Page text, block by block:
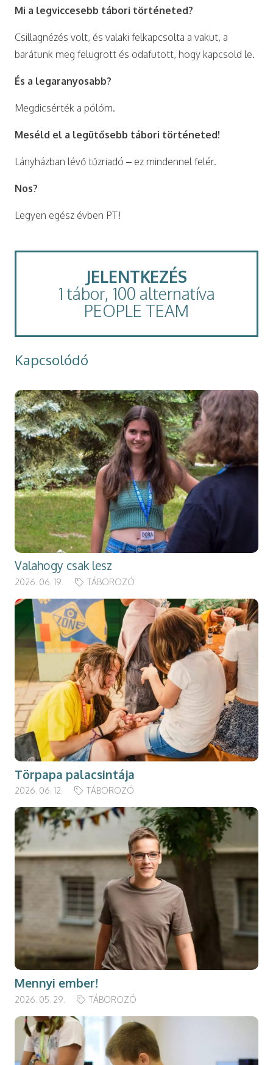
Mi a legviccesebb tábori történeted?
Csillagnézés volt, és valaki felkapcsolta a vakut, a
barátunk meg felugrott és odafutott, hogy kapcsold le.
És a legaranyosabb?
Megdicsérték a pólóm.
Meséld el a legütősebb tábori történeted!
Lányházban lévő tűzriadó – ez mindennel felér.
Nos?
Legyen egész évben PT!
JELENTKEZÉS
1 tábor, 100 alternatíva
PEOPLE TEAM
Kapcsolódó
Valahogy csak lesz
2026. 06. 19. TÁBOROZÓ
Törpapa palacsintája
2026. 06. 12. TÁBOROZÓ
Mennyi ember!
2026. 05. 29. TÁBOROZÓ